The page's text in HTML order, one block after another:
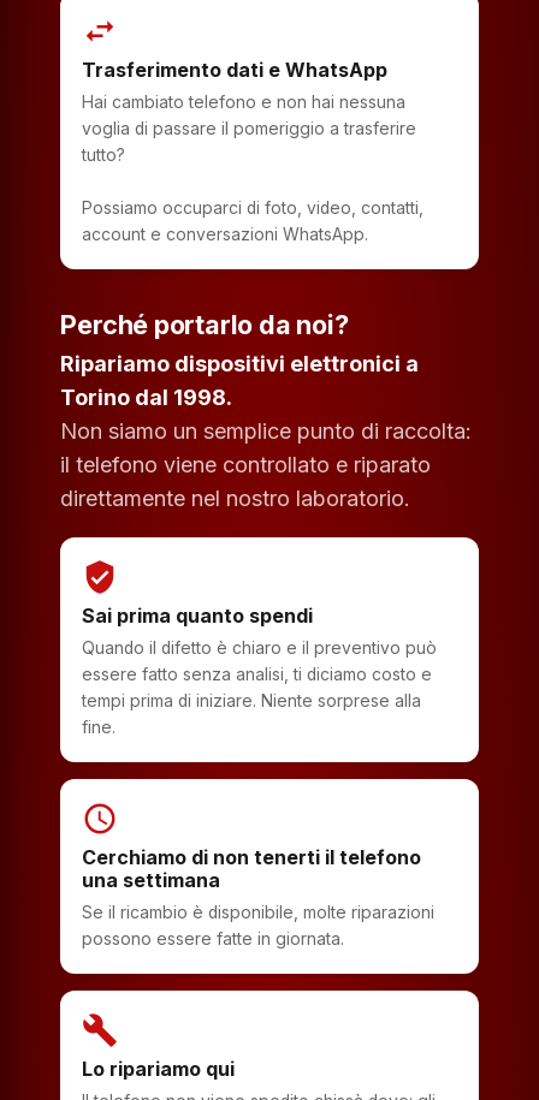
swap_horiz
Trasferimento dati e WhatsApp
Hai cambiato telefono e non hai nessuna
voglia di passare il pomeriggio a trasferire
tutto?
Possiamo occuparci di foto, video, contatti,
account e conversazioni WhatsApp.
Perché portarlo da noi?
Ripariamo dispositivi elettronici a
Torino dal 1998.
Non siamo un semplice punto di raccolta:
il telefono viene controllato e riparato
direttamente nel nostro laboratorio.
verified_user
Sai prima quanto spendi
Quando il difetto è chiaro e il preventivo può
essere fatto senza analisi, ti diciamo costo e
tempi prima di iniziare. Niente sorprese alla
fine.
schedule
Cerchiamo di non tenerti il telefono
una settimana
Se il ricambio è disponibile, molte riparazioni
possono essere fatte in giornata.
build
Lo ripariamo qui